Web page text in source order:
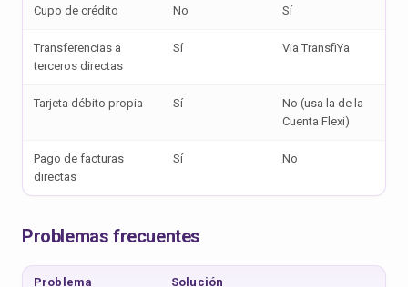
Cupo de crédito No Sí
Transferencias a
terceros directas
Sí Via TransfiYa
Tarjeta débito propia Sí
No (usa la de la
Cuenta Flexi)
Pago de facturas
directas
Sí No
Problemas frecuentes
Problema Solución